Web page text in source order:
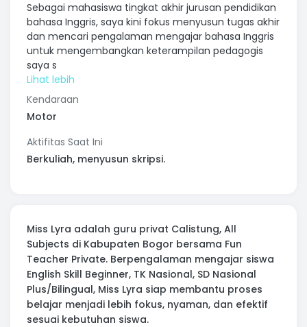
Sebagai mahasiswa tingkat akhir jurusan pendidikan
bahasa Inggris, saya kini fokus menyusun tugas akhir
dan mencari pengalaman mengajar bahasa Inggris
untuk mengembangkan keterampilan pedagogis
saya s
Kendaraan
Motor
Aktifitas Saat Ini
Berkuliah, menyusun skripsi.
Miss Lyra adalah guru privat Calistung, All
Subjects di Kabupaten Bogor bersama Fun
Teacher Private. Berpengalaman mengajar siswa
English Skill Beginner, TK Nasional, SD Nasional
Plus/Bilingual, Miss Lyra siap membantu proses
belajar menjadi lebih fokus, nyaman, dan efektif
sesuai kebutuhan siswa.